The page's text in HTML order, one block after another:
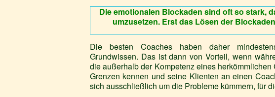
Die emotionalen Blockaden sind oft so stark,
umzusetzen. Erst das Lösen der
Die besten Coaches haben daher
Grundwissen. Das ist dann von Vorteil, wenn
die außerhalb der Kompetenz eines
Grenzen kennen und seine Klienten an einen
sich ausschließlich um die Probleme kümmern, für